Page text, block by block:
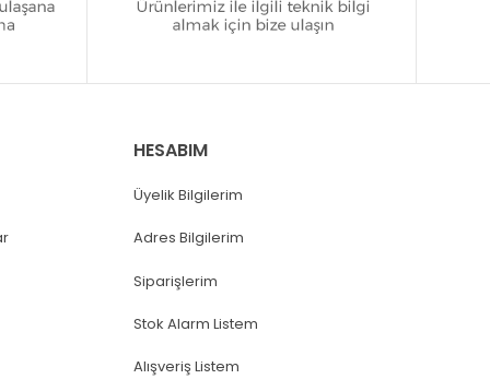
HESABIM
Üyelik Bilgilerim
Adres Bilgilerim
Siparişlerim
Stok Alarm Listem
Alışveriş Listem